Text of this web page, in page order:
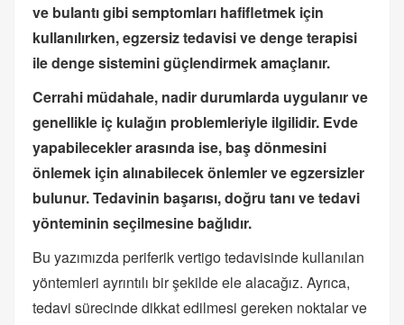
ve bulantı gibi semptomları hafifletmek için
kullanılırken, egzersiz tedavisi ve denge terapisi
ile denge sistemini güçlendirmek amaçlanır.
Cerrahi müdahale, nadir durumlarda uygulanır ve
genellikle iç kulağın problemleriyle ilgilidir. Evde
yapabilecekler arasında ise, baş dönmesini
önlemek için alınabilecek önlemler ve egzersizler
bulunur. Tedavinin başarısı, doğru tanı ve tedavi
yönteminin seçilmesine bağlıdır.
Bu yazımızda periferik vertigo tedavisinde kullanılan
yöntemleri ayrıntılı bir şekilde ele alacağız. Ayrıca,
tedavi sürecinde dikkat edilmesi gereken noktalar ve